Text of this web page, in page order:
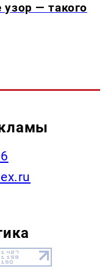
узор — такого